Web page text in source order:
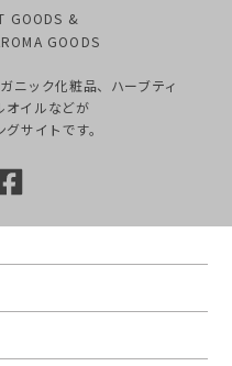
GOODS &
GOODS
ニック化粧品、ハーブティ
オイルなどが
サイトです。